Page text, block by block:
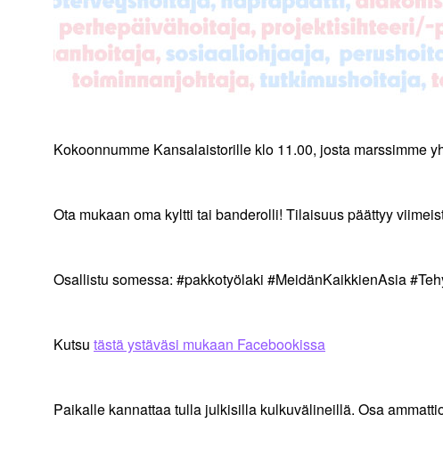
Kokoonnumme Kansalaistorille klo 11.00, josta marssimme
Ota mukaan oma kyltti tai banderolli! Tilaisuus päättyy
Osallistu somessa: #pakkotyölaki #MeidänKaikkienAsia
Kutsu tästä ystäväsi mukaan Facebookissa
Paikalle kannattaa tulla julkisilla kulkuvälineillä. Osa